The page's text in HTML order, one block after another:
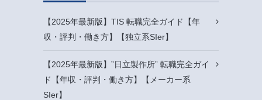
【2025年最新版】TIS 転職完全ガイド【年
収・評判・働き方】【独立系SIer】
【2025年最新版】”日立製作所” 転職完全ガイ
ド【年収・評判・働き方】【メーカー系
SIer】